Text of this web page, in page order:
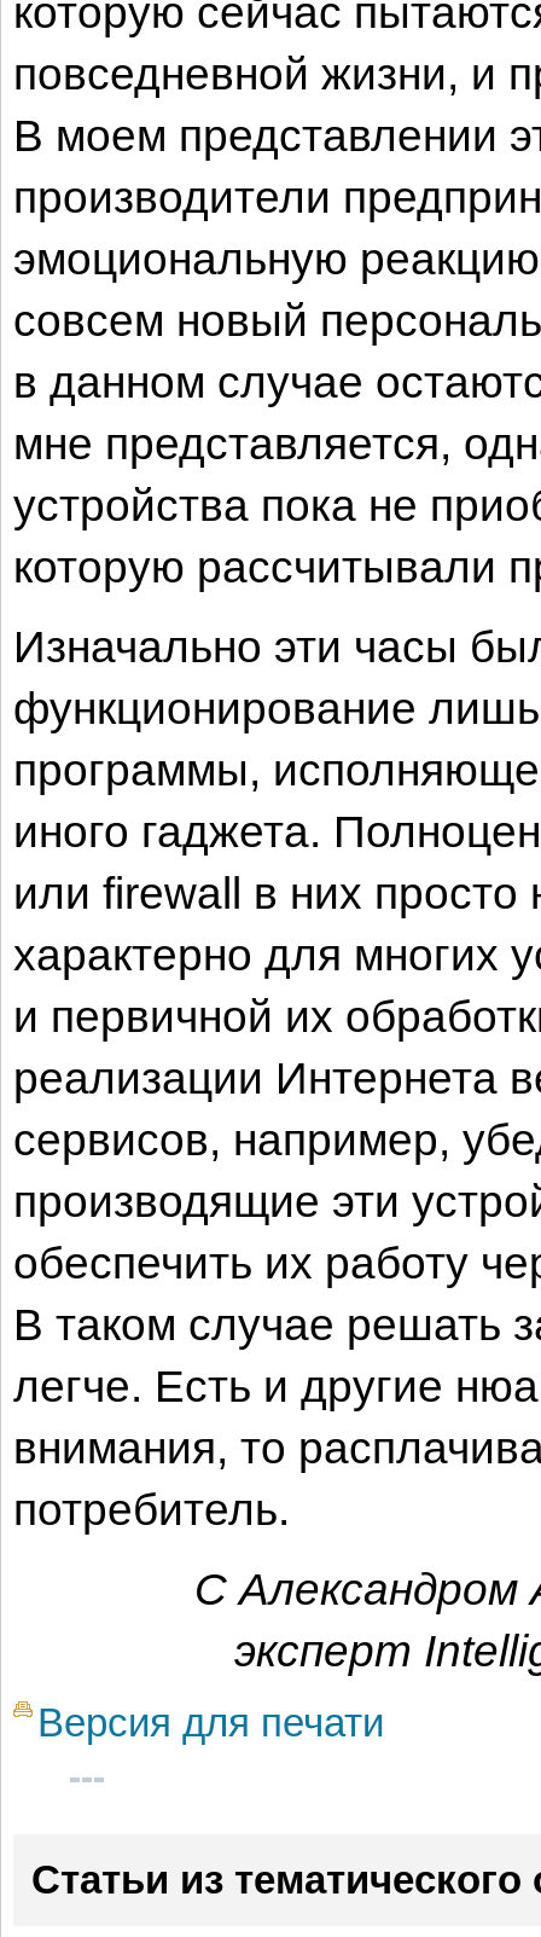
которую сейчас
повседневной жизни, и
В моем представлении
производители
эмоциональную
совсем новый
в данном случае
мне представляется,
устройства пока не
которую рассчитывали
Изначально эти часы
функционирование
программы,
иного гаджета.
или firewall в них
характерно для многих
и первичной их
реализации Интернета
сервисов, например,
производящие эти
обеспечить их работу
В таком случае решать
легче. Есть и другие
внимания, то
потребитель.
С Александром
эксперт
Версия для печати
Статьи из тематического